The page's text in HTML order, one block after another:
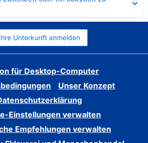
Ihre Unterkunft anmelden
für Desktop-Computer
Unser Konzept
Einstellungen verwalten
Empfehlungen verwalten